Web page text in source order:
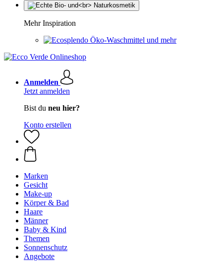
Mehr Inspiration
Öko-Waschmittel und mehr
Anmelden
Jetzt anmelden
Bist du neu hier?
Konto erstellen
Marken
Gesicht
Make-up
Körper & Bad
Haare
Männer
Baby & Kind
Themen
Sonnenschutz
Angebote